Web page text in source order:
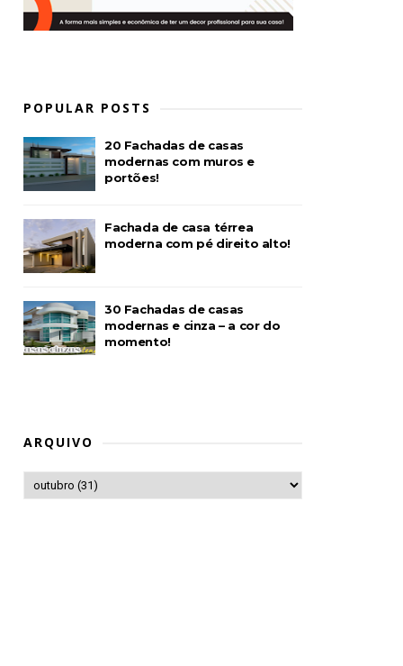
POPULAR POSTS
20 Fachadas de casas
modernas com muros e
portões!
Fachada de casa térrea
moderna com pé direito alto!
30 Fachadas de casas
modernas e cinza – a cor do
momento!
ARQUIVO